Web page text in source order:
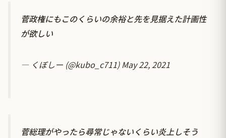
菅政権にもこのくらいの余裕と先を見据えた計画性
が欲しい
— くぼしー (@kubo_c711)May 22, 2021
菅総理がやったら尋常じゃないくらい炎上しそう